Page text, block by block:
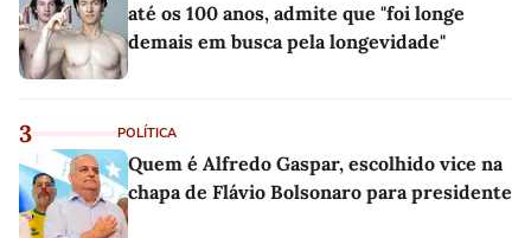
até os 100 anos, admite que "foi longe
demais em busca pela longevidade"
3 POLÍTICA
Quem é Alfredo Gaspar, escolhido vice na
chapa de Flávio Bolsonaro para presidente